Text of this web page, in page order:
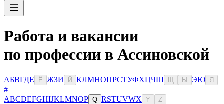
Работа и вакансии
по профессии в Ассиновской
АБВГДЕ Ё ЖЗИ Й КЛМНОПРСТУФХЦЧШ Ы ЭЮ Я
#
ABCDEFGHIJKLMNOP Q RSTUVWX Y Z